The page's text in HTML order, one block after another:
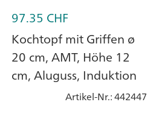
97.35 CHF
Kochtopf mit Griffen ø
20 cm, AMT, Höhe 12
cm, Aluguss, Induktion
Artikel-Nr.: 442447